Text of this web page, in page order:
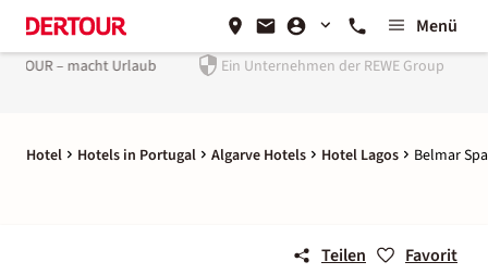
Menü
Ein Unternehmen derREWE Group
Hotel Hotels in Portugal Algarve Hotels Hotel Lagos Belmar
Teilen Favorit